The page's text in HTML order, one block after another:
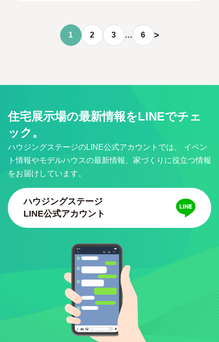
1 2 3 … 6 >
住宅展示場の最新情報をLINEでチェ
ック。
ハウジングステージのLINE公式アカウントでは、
イベン
ト情報やモデルハウスの最新情報、家づくりに役立つ情報
をお届けしています。
ハウジングステージ
LINE公式アカウント